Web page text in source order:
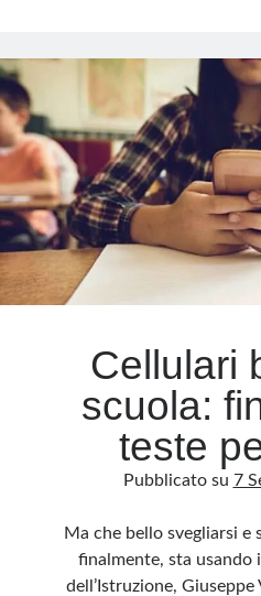
Meta
Feed dei contenuti
Feed dei commenti
WordPress.org
Cellulari
scuola:
teste
Pubblicato su 7
Ma che bello svegliarsi e
finalmente, sta usando
dell’Istruzione,